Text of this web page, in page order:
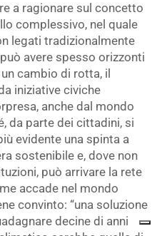
a ragionare sul concetto
complessivo, nel quale
legati tradizionalmente
avere spesso orizzonti
cambio di rotta, il
iniziative civiche
anche dal mondo
da parte dei cittadini, si
evidente una spinta a
sostenibile e, dove non
può arrivare la rete
accade nel mondo
convinto: “una soluzione
decine di anni